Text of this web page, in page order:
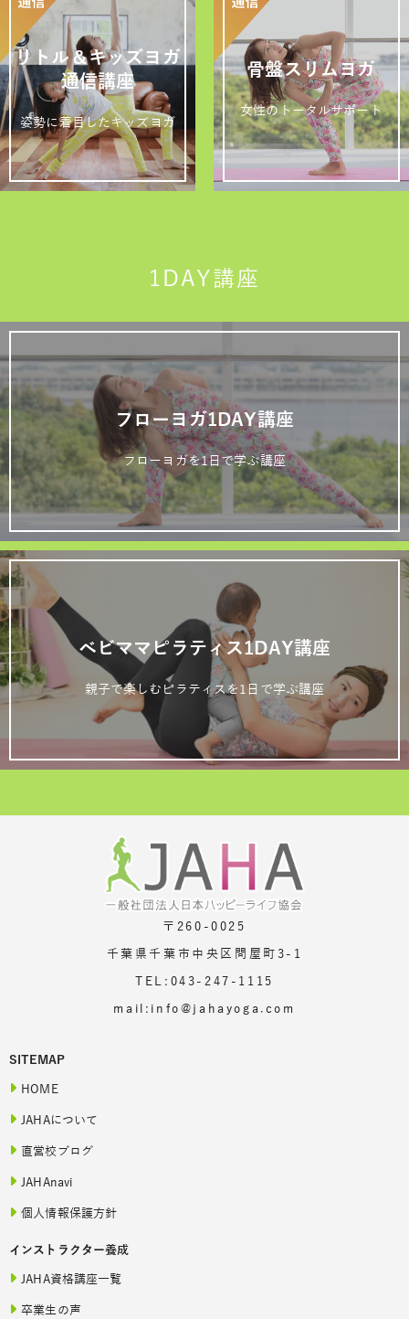
リトル＆キッズヨガ
通信講座
姿勢に着目したキッズヨガ
骨盤スリムヨガ
女性のトータルサポート
1DAY講座
フローヨガ1DAY講座
フローヨガを1日で学ぶ講座
ベビママピラティス1DAY講座
親子で楽しむピラティスを1日で学ぶ講座
〒260-0025
千葉県千葉市中央区問屋町3-1
TEL:043-247-1115
mail:info@jahayoga.com
SITEMAP
HOME
JAHAについて
直営校ブログ
JAHAnavi
個人情報保護方針
インストラクター養成
JAHA資格講座一覧
卒業生の声